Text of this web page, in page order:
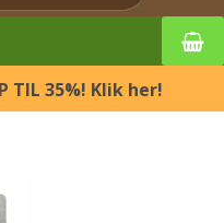
TIL 35%! Klik her!